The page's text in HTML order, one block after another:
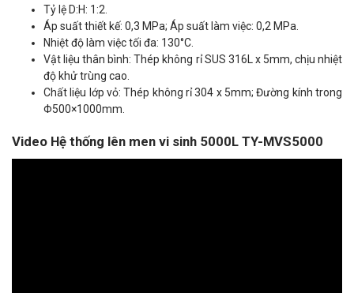
Tỷ lệ D:H: 1:2.
Áp suất thiết kế: 0,3 MPa; Áp suất làm việc: 0,2 MPa.
Nhiệt độ làm việc tối đa: 130°C.
Vật liệu thân bình: Thép không rỉ SUS 316L x 5mm, chịu nhiệt
độ khử trùng cao.
Chất liệu lớp vỏ: Thép không rỉ 304 x 5mm; Đường kính trong
Φ500×1000mm.
Video Hệ thống lên men vi sinh 5000L TY-MVS5000